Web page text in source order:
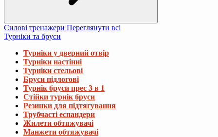
Силові тренажери Переглянути всі
Турніки та бруси
Турніки у дверний отвір
Турніки настінні
Турніки стельові
Бруси підлогові
Турнік бруси прес 3 в 1
Стійки турнік бруси
Резинки для підтягування
Трубчасті еспандери
Жилети обтяжувачі
Манжети обтяжувачі